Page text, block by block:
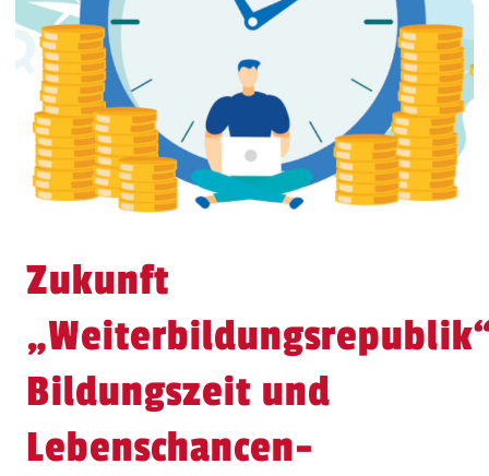
Zukunft
Bildungszeit und
Lebenschancen-